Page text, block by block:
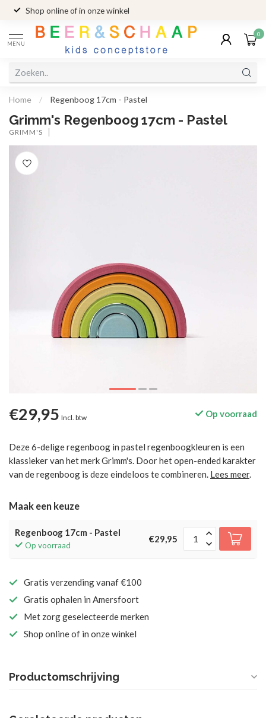
Shop online of in onze winkel
MENU
0
Home / Regenboog 17cm - Pastel
Grimm's Regenboog 17cm - Pastel
GRIMM'S
€29,95 Incl. btw Op voorraad
Deze 6-delige regenboog in pastel regenboogkleuren is een
klassieker van het merk Grimm's. Door het open-ended karakter
van de regenboog is deze eindeloos te combineren. Lees meer.
Maak een keuze
Regenboog 17cm - Pastel
Op voorraad
€29,95
Gratis verzending vanaf €100
Gratis ophalen in Amersfoort
Met zorg geselecteerde merken
Shop online of in onze winkel
Productomschrijving